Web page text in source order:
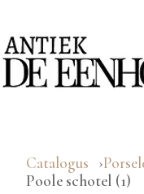
Catalogus
Poole schotel (1)